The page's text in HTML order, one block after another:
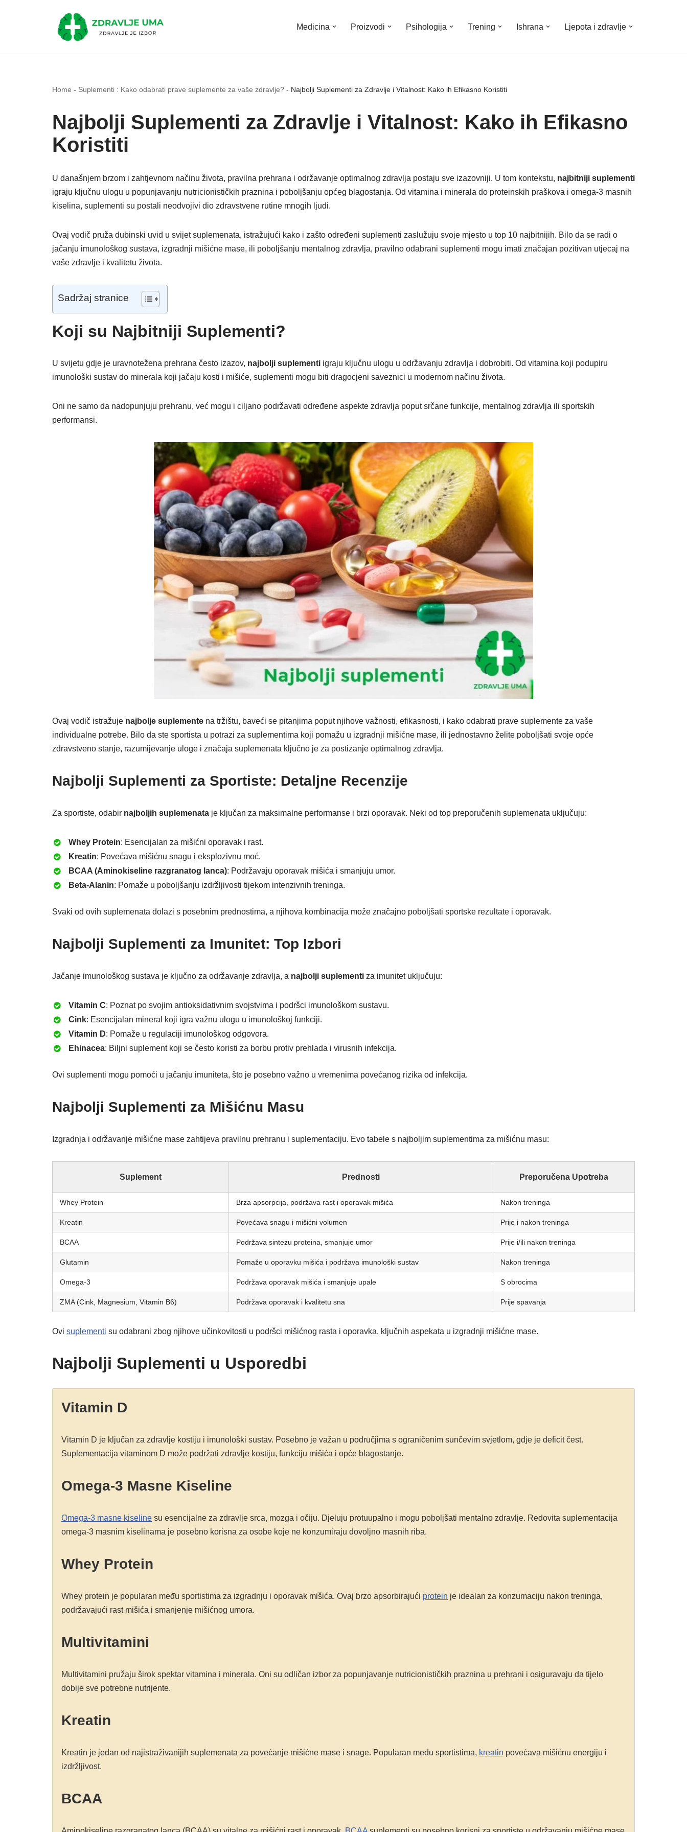
Medicina Proizvodi Psihologija Trening Ishrana Ljepota i zdravlje
Home - Suplementi : Kako odabrati prave suplemente za vaše zdravlje? - Najbolji Suplementi za Zdravlje i Vitalnost: Kako ih Efikasno Koristiti
Najbolji Suplementi za Zdravlje i Vitalnost: Kako ih Efikasno
Koristiti
U današnjem brzom i zahtjevnom načinu života, pravilna prehrana i održavanje optimalnog zdravlja postaju sve izazovniji. U tom kontekstu, najbitniji suplementi
igraju ključnu ulogu u popunjavanju nutricionističkih praznina i poboljšanju općeg blagostanja. Od vitamina i minerala do proteinskih praškova i omega-3 masnih
kiselina, suplementi su postali neodvojivi dio zdravstvene rutine mnogih ljudi.
Ovaj vodič pruža dubinski uvid u svijet suplemenata, istražujući kako i zašto određeni suplementi zaslužuju svoje mjesto u top 10 najbitnijih. Bilo da se radi o
jačanju imunološkog sustava, izgradnji mišićne mase, ili poboljšanju mentalnog zdravlja, pravilno odabrani suplementi mogu imati značajan pozitivan utjecaj na
vaše zdravlje i kvalitetu života.
Sadržaj stranice
Koji su Najbitniji Suplementi?
U svijetu gdje je uravnotežena prehrana često izazov, najbolji suplementi igraju ključnu ulogu u održavanju zdravlja i dobrobiti. Od vitamina koji podupiru
imunološki sustav do minerala koji jačaju kosti i mišiće, suplementi mogu biti dragocjeni saveznici u modernom načinu života.
Oni ne samo da nadopunjuju prehranu, već mogu i ciljano podržavati određene aspekte zdravlja poput srčane funkcije, mentalnog zdravlja ili sportskih
performansi.
Ovaj vodič istražuje najbolje suplemente na tržištu, baveći se pitanjima poput njihove važnosti, efikasnosti, i kako odabrati prave suplemente za vaše
individualne potrebe. Bilo da ste sportista u potrazi za suplementima koji pomažu u izgradnji mišićne mase, ili jednostavno želite poboljšati svoje opće
zdravstveno stanje, razumijevanje uloge i značaja suplemenata ključno je za postizanje optimalnog zdravlja.
Najbolji Suplementi za Sportiste: Detaljne Recenzije
Za sportiste, odabir najboljih suplemenata je ključan za maksimalne performanse i brzi oporavak. Neki od top preporučenih suplemenata uključuju:
Whey Protein: Esencijalan za mišićni oporavak i rast.
Kreatin: Povećava mišićnu snagu i eksplozivnu moć.
BCAA (Aminokiseline razgranatog lanca): Podržavaju oporavak mišića i smanjuju umor.
Beta-Alanin: Pomaže u poboljšanju izdržljivosti tijekom intenzivnih treninga.
Svaki od ovih suplemenata dolazi s posebnim prednostima, a njihova kombinacija može značajno poboljšati sportske rezultate i oporavak.
Najbolji Suplementi za Imunitet: Top Izbori
Jačanje imunološkog sustava je ključno za održavanje zdravlja, a najbolji suplementi za imunitet uključuju:
Vitamin C: Poznat po svojim antioksidativnim svojstvima i podršci imunološkom sustavu.
Cink: Esencijalan mineral koji igra važnu ulogu u imunološkoj funkciji.
Vitamin D: Pomaže u regulaciji imunološkog odgovora.
Ehinacea: Biljni suplement koji se često koristi za borbu protiv prehlada i virusnih infekcija.
Ovi suplementi mogu pomoći u jačanju imuniteta, što je posebno važno u vremenima povećanog rizika od infekcija.
Najbolji Suplementi za Mišićnu Masu
Izgradnja i održavanje mišićne mase zahtijeva pravilnu prehranu i suplementaciju. Evo tabele s najboljim suplementima za mišićnu masu:
Suplement Prednosti Preporučena Upotreba
Whey Protein Brza apsorpcija, podržava rast i oporavak mišića Nakon treninga
Kreatin Povećava snagu i mišićni volumen Prije i nakon treninga
BCAA Podržava sintezu proteina, smanjuje umor Prije i/ili nakon treninga
Glutamin Pomaže u oporavku mišića i podržava imunološki sustav Nakon treninga
Omega-3 Podržava oporavak mišića i smanjuje upale S obrocima
ZMA (Cink, Magnesium, Vitamin B6) Podržava oporavak i kvalitetu sna Prije spavanja
Ovi suplementi su odabrani zbog njihove učinkovitosti u podršci mišićnog rasta i oporavka, ključnih aspekata u izgradnji mišićne mase.
Najbolji Suplementi u Usporedbi
Vitamin D
Vitamin D je ključan za zdravlje kostiju i imunološki sustav. Posebno je važan u područjima s ograničenim sunčevim svjetlom, gdje je deficit čest.
Suplementacija vitaminom D može podržati zdravlje kostiju, funkciju mišića i opće blagostanje.
Omega-3 Masne Kiseline
Omega-3 masne kiseline su esencijalne za zdravlje srca, mozga i očiju. Djeluju protuupalno i mogu poboljšati mentalno zdravlje. Redovita suplementacija
omega-3 masnim kiselinama je posebno korisna za osobe koje ne konzumiraju dovoljno masnih riba.
Whey Protein
Whey protein je popularan među sportistima za izgradnju i oporavak mišića. Ovaj brzo apsorbirajući protein je idealan za konzumaciju nakon treninga,
podržavajući rast mišića i smanjenje mišićnog umora.
Multivitamini
Multivitamini pružaju širok spektar vitamina i minerala. Oni su odličan izbor za popunjavanje nutricionističkih praznina u prehrani i osiguravaju da tijelo
dobije sve potrebne nutrijente.
Kreatin
Kreatin je jedan od najistraživanijih suplemenata za povećanje mišićne mase i snage. Popularan među sportistima, kreatin povećava mišićnu energiju i
izdržljivost.
BCAA